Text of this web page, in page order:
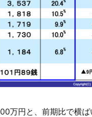
万円と、前期比で横